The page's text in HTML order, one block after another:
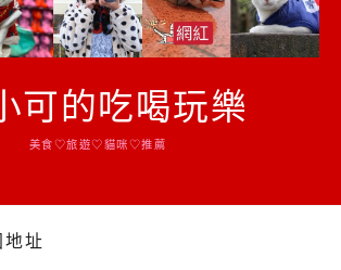
可的吃喝玩樂
美食♡旅遊♡貓咪♡推薦
址